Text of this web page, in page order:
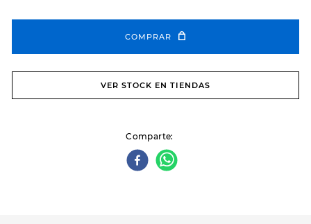
COMPRAR
VER STOCK EN TIENDAS
Comparte